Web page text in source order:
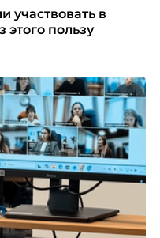
участвовать в
этого пользу